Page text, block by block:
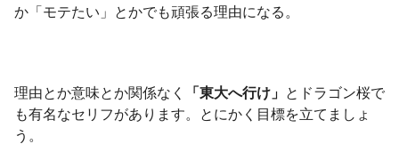
か「モテたい」とかでも頑張る理由になる。
理由とか意味とか関係なく 「東大へ行け」 とドラゴン桜で
も有名なセリフがあります。とにかく目標を立てましょ
う。